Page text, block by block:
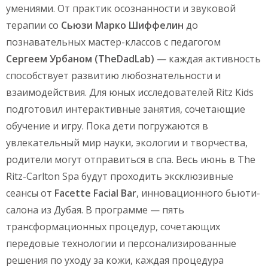
умениями. От практик осознанности и звуковой
терапии со Сьюзи Марко Шиффелин до
познавательных мастер-классов с педагогом
Сергеем Урбаном (TheDadLab) — каждая активность
способствует развитию любознательности и
взаимодействия. Для юных исследователей Ritz Kids
подготовил интерактивные занятия, сочетающие
обучение и игру. Пока дети погружаются в
увлекательный мир науки, экологии и творчества,
родители могут отправиться в спа. Весь июнь в The
Ritz-Carlton Spa будут проходить эксклюзивные
сеансы от Facette Facial Bar, инновационного бьюти-
салона из Дубая. В программе — пять
трансформационных процедур, сочетающих
передовые технологии и персонализированные
решения по уходу за кожи, каждая процедура